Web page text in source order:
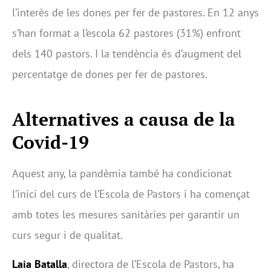
l’interès de les dones per fer de pastores. En 12 anys
s’han format a l’escola 62 pastores (31%) enfront
dels 140 pastors. I la tendència és d’augment del
percentatge de dones per fer de pastores.
Alternatives a causa de la
Covid-19
Aquest any, la pandèmia també ha condicionat
l’inici del curs de l’Escola de Pastors i ha començat
amb totes les mesures sanitàries per garantir un
curs segur i de qualitat.
Laia Batalla, directora de l’Escola de Pastors, ha